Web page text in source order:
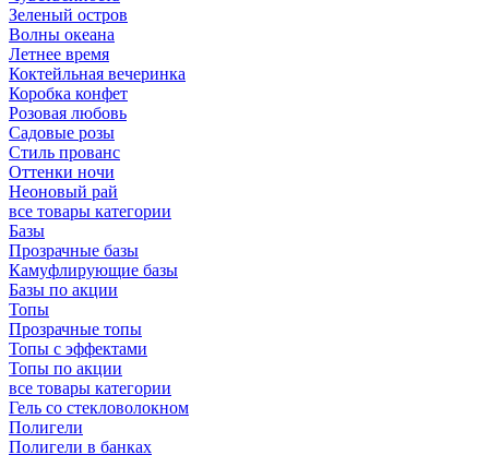
Зеленый остров
Волны океана
Летнее время
Коктейльная вечеринка
Коробка конфет
Розовая любовь
Садовые розы
Стиль прованс
Оттенки ночи
Неоновый рай
все товары категории
Базы
Прозрачные базы
Камуфлирующие базы
Базы по акции
Топы
Прозрачные топы
Топы с эффектами
Топы по акции
все товары категории
Гель со стекловолокном
Полигели
Полигели в банках